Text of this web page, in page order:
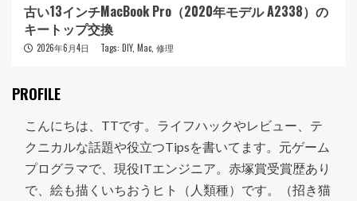
古い13インチMacBook Pro（2020年モデル A2338）の
キートップ交換
2026年6月4日 Tags: DIY, Mac 修理
PROFILE
こんにちは、TTです。ライフハックやレビュー、テ
クニカルな話題や役立つTipsを書いてます。元ゲーム
プログラマで、現役ITエンジニア。赤塚賞受賞歴あり
で、絵も描くいちおうヒト（人類種）です。（招き猫